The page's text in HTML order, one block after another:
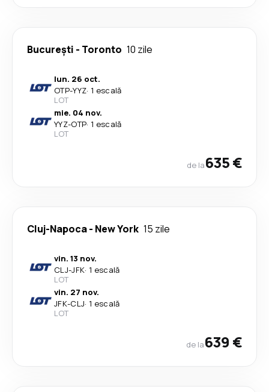
București - Toronto 10 zile
lun. 26 oct.
OTP-YYZ· 1 escală
LOT
mie. 04 nov.
YYZ-OTP· 1 escală
LOT
de la635 €
Cluj-Napoca- New York 15 zile
vin. 13 nov.
CLJ-JFK· 1 escală
LOT
vin. 27 nov.
JFK-CLJ· 1 escală
LOT
de la639 €